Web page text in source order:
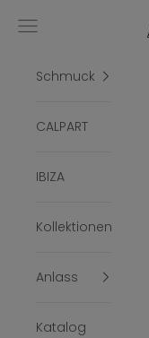
Menü
Schmuck
CALPART
IBIZA
Kollektionen
Anlass
Katalog